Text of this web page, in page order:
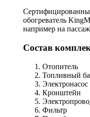
обогреватель
например на
Состав
Отопитель
Топливный
Электронасос
Кронштейн
Фильтр